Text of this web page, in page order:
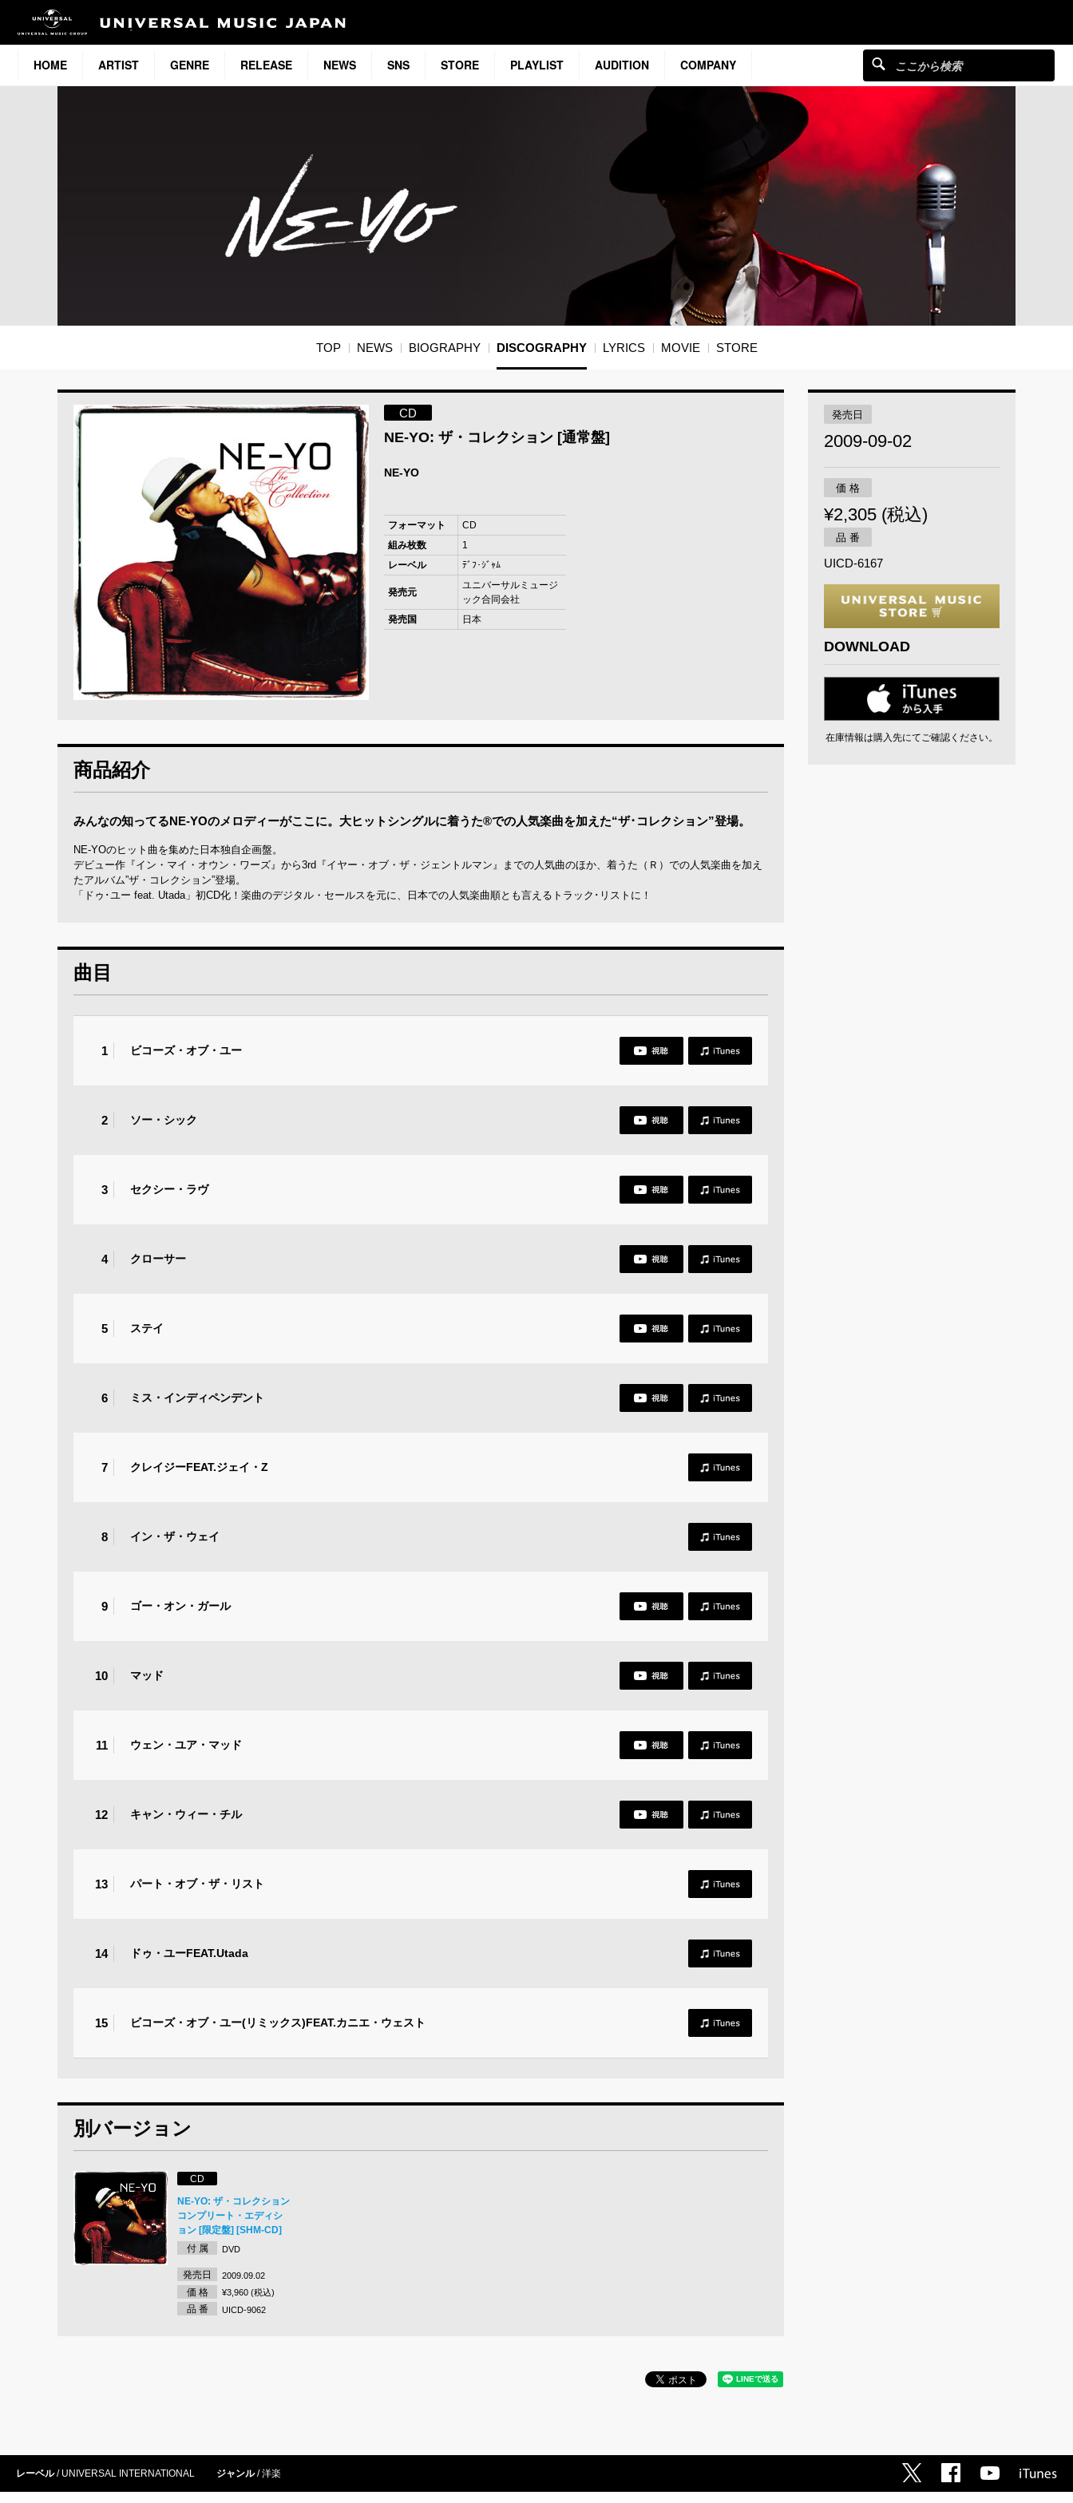
HOME ARTIST GENRE RELEASE NEWS SNS STORE PLAYLIST AUDITION COMPANY
TOP NEWS BIOGRAPHY DISCOGRAPHY LYRICS MOVIE STORE
CD
NE-YO: ザ・コレクション [通常盤]
NE-YO
フォーマット
CD
組み枚数
1
レーベル
ﾃﾞﾌ･ｼﾞｬﾑ
発売元
ユニバーサルミュージ
ック合同会社
発売国
日本
商品紹介
みんなの知ってるNE-YOのメロディーがここに。大ヒットシングルに着うた®での人気楽曲を加えた“ザ･コレクション”登場。
NE-YOのヒット曲を集めた日本独自企画盤。
デビュー作『イン・マイ・オウン・ワーズ』から3rd『イヤー・オブ・ザ・ジェントルマン』までの人気曲のほか、着うた（Ｒ）での人気楽曲を加え
たアルバム”ザ・コレクション”登場。
「ドゥ･ユー feat. Utada」初CD化！楽曲のデジタル・セールスを元に、日本での人気楽曲順とも言えるトラック･リストに！
曲目
1 ビコーズ・オブ・ユー
2 ソー・シック
3 セクシー・ラヴ
4 クローサー
5 ステイ
6 ミス・インディペンデント
7 クレイジーFEAT.ジェイ・Z
8 イン・ザ・ウェイ
9 ゴー・オン・ガール
10 マッド
11 ウェン・ユア・マッド
12 キャン・ウィー・チル
13 パート・オブ・ザ・リスト
14 ドゥ・ユーFEAT.Utada
15 ビコーズ・オブ・ユー(リミックス)FEAT.カニエ・ウェスト
別バージョン
CD
NE-YO: ザ・コレクション
コンプリート・エディシ
ョン [限定盤] [SHM-CD]
付 属
DVD
発売日 2009.09.02
価 格 ¥3,960 (税込)
品 番 UICD-9062
発売日
2009-09-02
価 格
¥2,305 (税込)
品 番
UICD-6167
DOWNLOAD
在庫情報は購入先にてご確認ください。
レーベル UNIVERSAL INTERNATIONAL ジャンル 洋楽